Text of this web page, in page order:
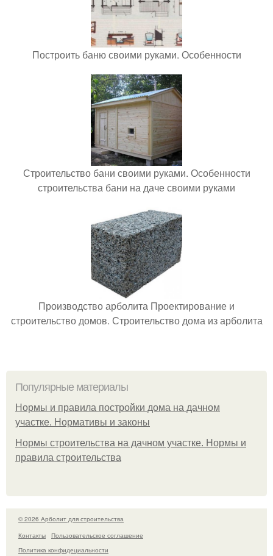
Построить баню своими руками. Особенности
Строительство бани своими руками. Особенности
строительства бани на даче своими руками
Производство арболита Проектирование и
строительство домов. Строительство дома из арболита
Популярные материалы
Нормы и правила постройки дома на дачном
участке. Нормативы и законы
Нормы строительства на дачном участке. Нормы и
правила строительства
© 2026 Арболит для строительства
Контакты
Пользовательское соглашение
Политика конфидециальности